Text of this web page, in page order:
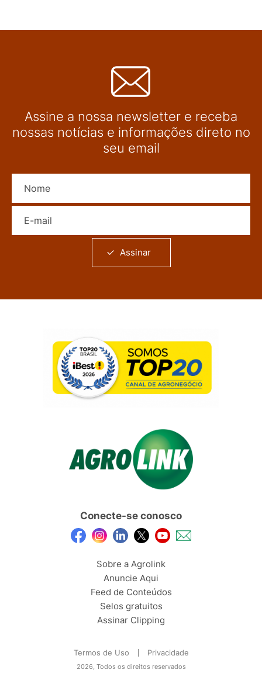
Assine a nossa newsletter e receba
nossas notícias e informações direto no
seu email
Assinar
Conecte-se conosco
Sobre a Agrolink
Anuncie Aqui
Feed de Conteúdos
Selos gratuitos
Assinar Clipping
Termos de Uso Privacidade
2026, Todos os direitos reservados